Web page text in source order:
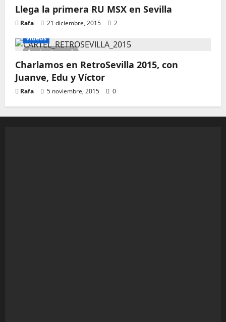
Llega la primera RU MSX en Sevilla
Rafa 21 diciembre, 2015 2
1 minute read
Vídeos
Charlamos en RetroSevilla 2015, con
Juanve, Edu y Víctor
Rafa 5 noviembre, 2015 0